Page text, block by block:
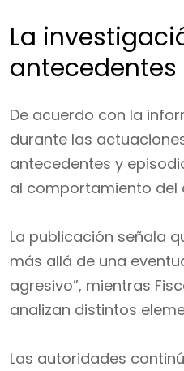
La
De acuerdo con la
durante las
antecedentes y
al comportamiento del
La publicación señala
más allá de una
agresivo”, mientras
analizan distintos
Las autoridades